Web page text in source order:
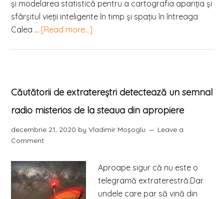
şi modelarea statistică pentru a cartografia apariția şi
sfârșitul vieții inteligente în timp şi spațiu în întreaga
Calea … [Read more...]
Căutătorii de extratereștri detectează un semnal
radio misterios de la steaua din apropiere
decembrie 21, 2020 byVladimir Moşoglu
Leave a
Comment
Aproape sigur că nu este o
telegramă extraterestră.Dar
undele care par să vină din